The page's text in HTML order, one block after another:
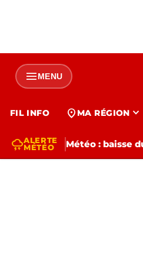
menuMENU
FIL INFO location_on MA RÉGION expand_more
thunderstormALERTE
MÉTÉO
Météo : baisse